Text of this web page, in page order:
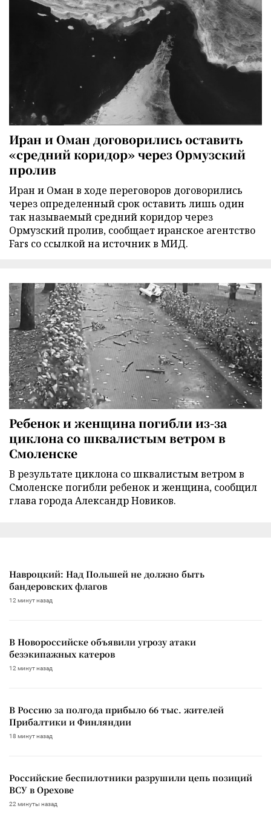
Иран и Оман договорились оставить
«средний коридор» через Ормузский
пролив
Иран и Оман в ходе переговоров договорились
через определенный срок оставить лишь один
так называемый средний коридор через
Ормузский пролив, сообщает иранское агентство
Fars со ссылкой на источник в МИД.
Ребенок и женщина погибли из-за
циклона со шквалистым ветром в
Смоленске
В результате циклона со шквалистым ветром в
Смоленске погибли ребенок и женщина, сообщил
глава города Александр Новиков.
Навроцкий: Над Польшей не должно быть
бандеровских флагов
12 минут назад
В Новороссийске объявили угрозу атаки
безэкипажных катеров
12 минут назад
В Россию за полгода прибыло 66 тыс. жителей
Прибалтики и Финляндии
18 минут назад
Российские беспилотники разрушили цепь позиций
ВСУ в Орехове
22 минуты назад